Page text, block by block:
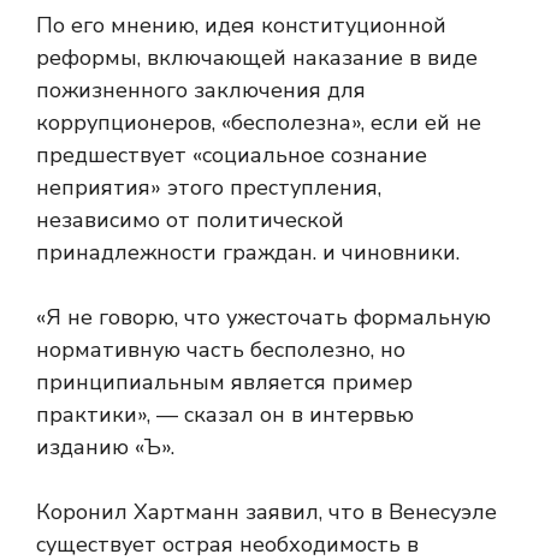
По его мнению, идея конституционной
реформы, включающей наказание в виде
пожизненного заключения для
коррупционеров, «бесполезна», если ей не
предшествует «социальное сознание
неприятия» этого преступления,
независимо от политической
принадлежности граждан. и чиновники.
«Я не говорю, что ужесточать формальную
нормативную часть бесполезно, но
принципиальным является пример
практики», — сказал он в интервью
изданию «Ъ».
Коронил Хартманн заявил, что в Венесуэле
существует острая необходимость в